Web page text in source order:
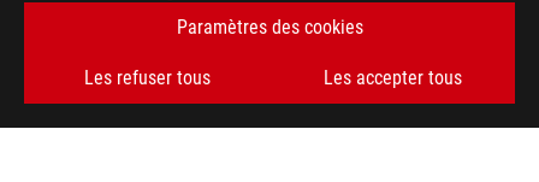
Paramètres des cookies
Les refuser tous Les accepter tous